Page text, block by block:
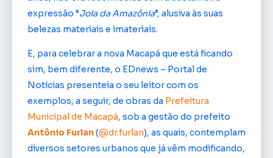
expressão “Joia da Amazônia”, alusiva às suas
belezas materiais e imateriais.
E, para celebrar a nova Macapá que está ficando
sim, bem diferente, o EDnews – Portal de
Notícias presenteia o seu leitor com os
exemplos, a seguir, de obras da Prefeitura
Municipal de Macapá, sob a gestão do prefeito
Antônio Furlan(@dr.furlan), as quais, contemplam
diversos setores urbanos que já vêm modificando,